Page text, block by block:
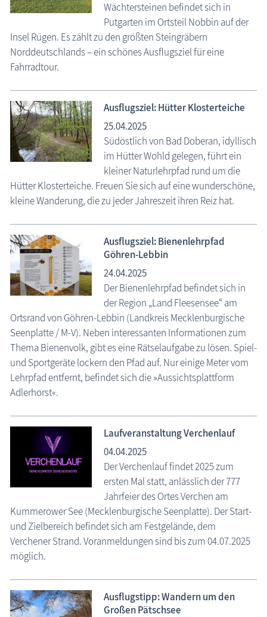
Wächtersteinen befindet sich in
Putgarten im Ortsteil Nobbin auf der
Insel Rügen. Es zählt zu den größten Steingräbern
Norddeutschlands – ein schönes Ausflugsziel für eine
Fahrradtour.
Ausflugsziel: Hütter Klosterteiche
25.04.2025
Südöstlich von Bad Doberan, idyllisch
im Hütter Wohld gelegen, führt ein
kleiner Naturlehrpfad rund um die
Hütter Klosterteiche. Freuen Sie sich auf eine wunderschöne,
kleine Wanderung, die zu jeder Jahreszeit ihren Reiz hat.
Ausflugsziel: Bienenlehrpfad
Göhren-Lebbin
24.04.2025
Der Bienenlehrpfad befindet sich in
der Region „Land Fleesensee“ am
Ortsrand von Göhren-Lebbin (Landkreis Mecklenburgische
Seenplatte / M-V). Neben interessanten Informationen zum
Thema Bienenvolk, gibt es eine Rätselaufgabe zu lösen. Spiel-
und Sportgeräte lockern den Pfad auf. Nur einige Meter vom
Lehrpfad entfernt, befindet sich die »Aussichtsplattform
Adlerhorst«.
Laufveranstaltung Verchenlauf
04.04.2025
Der Verchenlauf findet 2025 zum
ersten Mal statt, anlässlich der 777
Jahrfeier des Ortes Verchen am
Kummerower See (Mecklenburgische Seenplatte). Der Start-
und Zielbereich befindet sich am Festgelände, dem
Verchener Strand. Voranmeldungen sind bis zum 04.07.2025
möglich.
Ausflugstipp: Wandern um den
Großen Pätschsee